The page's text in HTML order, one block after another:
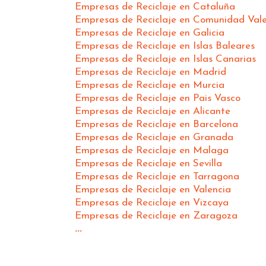
Empresas de Reciclaje en Cataluña
Empresas de Reciclaje en Comunidad
Empresas de Reciclaje en Galicia
Empresas de Reciclaje en Islas Baleares
Empresas de Reciclaje en Islas Canarias
Empresas de Reciclaje en Madrid
Empresas de Reciclaje en Murcia
Empresas de Reciclaje en Pais Vasco
Empresas de Reciclaje en Alicante
Empresas de Reciclaje en Barcelona
Empresas de Reciclaje en Granada
Empresas de Reciclaje en Malaga
Empresas de Reciclaje en Sevilla
Empresas de Reciclaje en Tarragona
Empresas de Reciclaje en Valencia
Empresas de Reciclaje en Vizcaya
Empresas de Reciclaje en Zaragoza
...